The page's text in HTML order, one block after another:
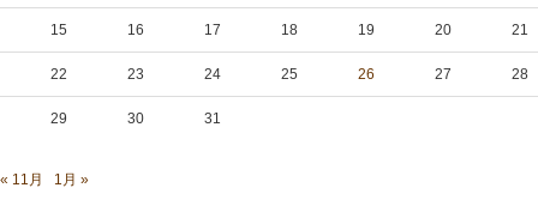
15 16 17 18 19 20 21
22 23 24 25 26 27 28
29 30 31
« 11月 1月 »